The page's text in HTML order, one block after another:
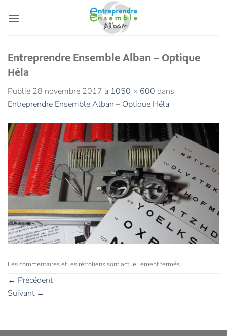
Entreprendre Ensemble Alban – Optique
Héla
Publié 28 novembre 2017 à 1050 × 600 dans
Entreprendre Ensemble Alban – Optique Héla
Les commentaires et les rétroliens sont actuellement fermés.
← Précédent
Suivant →